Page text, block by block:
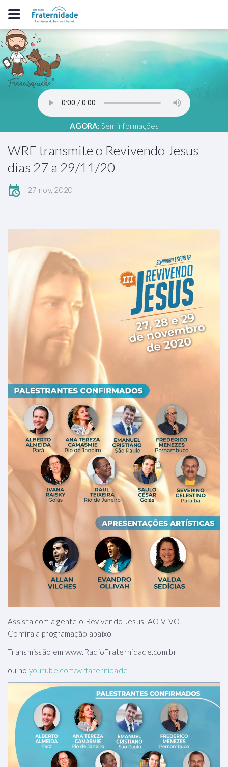
AGORA: Sem informações
WRF transmite o Revivendo Jesus
dias 27 a 29/11/20
27 nov, 2020
Assista com a gente o Revivendo Jesus, AO VIVO,
Confira a programação abaixo
Transmissão em www.RadioFraternidade.com.br
ou no youtube.com/wrfaternidade